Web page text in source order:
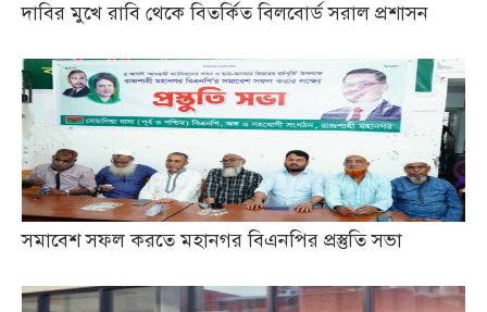
দাবির মুখে রাবি থেকে বিতর্কিত বিলবোর্ড সরাল প্রশাসন
সমাবেশ সফল করতে মহানগর বিএনপির প্রস্তুতি সভা